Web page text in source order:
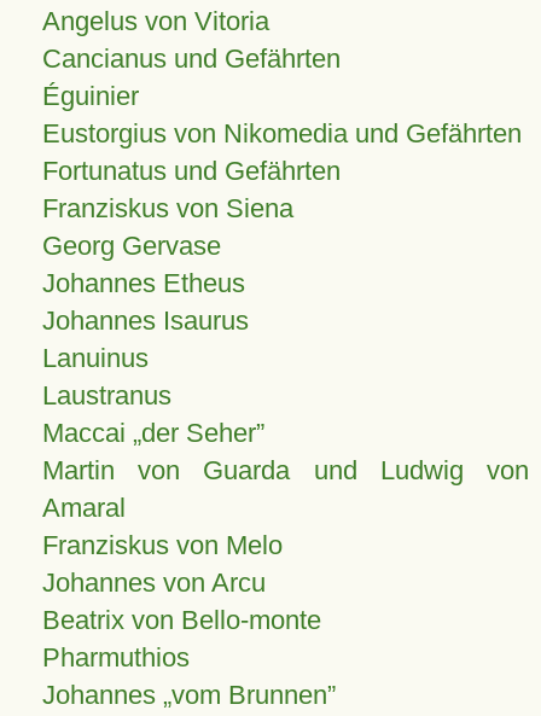
Angelus von Vitoria
Cancianus und Gefährten
Éguinier
Eustorgius von Nikomedia und Gefährten
Fortunatus und Gefährten
Franziskus von Siena
Georg Gervase
Johannes Etheus
Johannes Isaurus
Lanuinus
Laustranus
Maccai „der Seher”
Martin von Guarda und Ludwig von
Amaral
Franziskus von Melo
Johannes von Arcu
Beatrix von Bello-monte
Pharmuthios
Johannes vom Brunnen